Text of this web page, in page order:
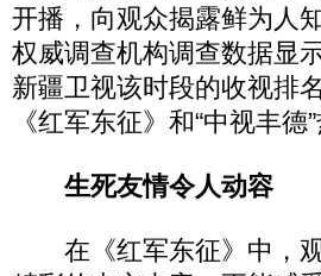
开播，向观众揭露鲜为人
权威调查机构调查数据显
新疆卫视该时段的收视排
《红军东征》和“中视丰
生死友情令人动容
在《红军东征》中，观